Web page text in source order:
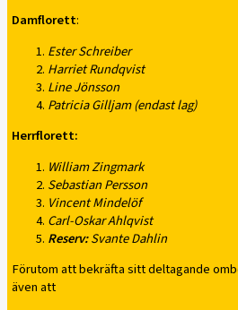
Damflorett:
Ester Schreiber
Harriet Rundqvist
Line Jönsson
Patricia Gilljam (endast lag)
Herrflorett:
William Zingmark
Sebastian Persson
Vincent Mindelöf
Carl-Oskar Ahlqvist
Reserv:Svante Dahlin
Förutom att bekräfta sitt deltagande
även att